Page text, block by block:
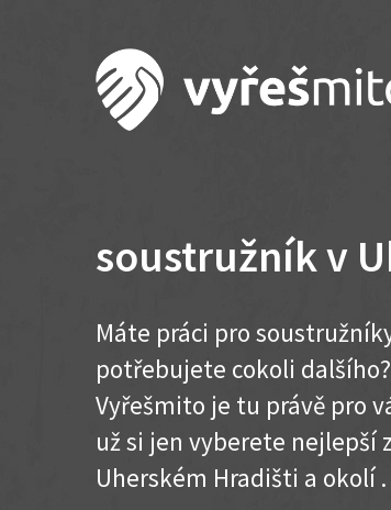
soustružník v
Máte práci pro
potřebujete cokoli
Vyřešmito je tu právě pro
už si jen vyberete nejlepší
Uherském Hradišti a okolí